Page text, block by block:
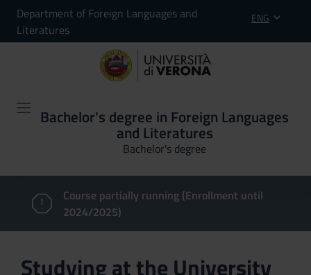
Department of Foreign Languages and
Literatures
ENG
Bachelor's degree in Foreign Languages
and Literatures
Bachelor's degree
Course partially running (Enrollment until
2024/2025)
Studying at the University